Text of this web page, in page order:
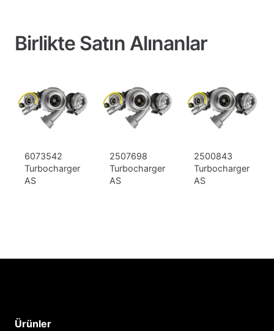
Birlikte Satın Alınanlar
6073542
Turbocharger
AS
2507698
Turbocharger
AS
2500843
Turbocharger
AS
Ürünler